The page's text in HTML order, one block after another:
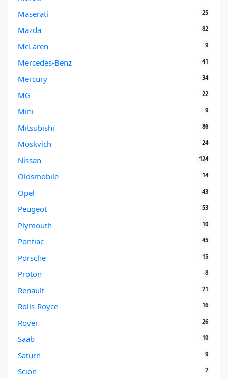
Maserati 25
Mazda 82
McLaren 9
Mercedes-Benz 41
Mercury 34
MG 22
Mini 9
Mitsubishi 86
Moskvich 24
Nissan 124
Oldsmobile 14
Opel 43
Peugeot 53
Plymouth 10
Pontiac 45
Porsche 15
Proton 8
Renault 71
Rolls-Royce 16
Rover 26
Saab 10
Saturn 9
Scion 7